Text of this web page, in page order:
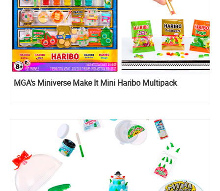
MGA's Miniverse Make It Mini Haribo Multipack